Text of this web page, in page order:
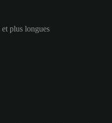
et plus longues